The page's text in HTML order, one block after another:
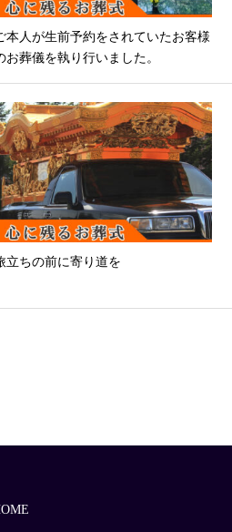
本人が生前予約をされていたお客様
お葬儀を執り行いました。
立ちの前に寄り道を